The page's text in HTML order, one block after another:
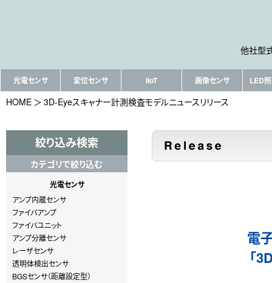
他社型
光電センサ 変位センサ IIoT 画像センサ LED照
HOME 3D-Eyeスキャナー計測検査モデルニュースリリース
絞り込み検索
カテゴリで絞り込む
光電センサ
アンプ内蔵センサ
ファイバアンプ
ファイバユニット
アンプ分離センサ
レーザセンサ
透明体検出センサ
BGSセンサ（距離設定型）
電
「